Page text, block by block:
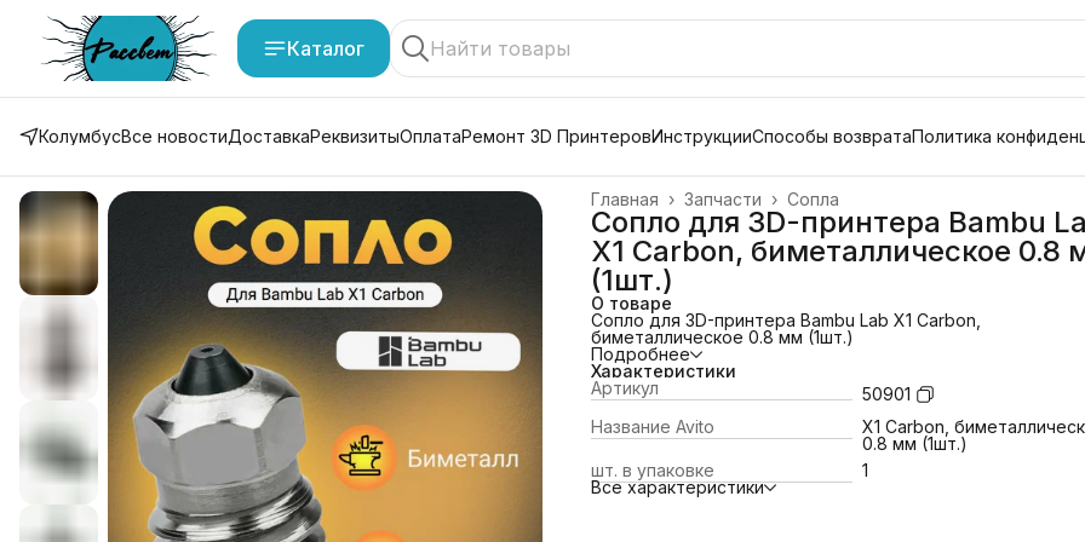
Каталог
КолумбусВсе новостиДоставкаРеквизитыОплатаРемонт 3D ПринтеровИнструкцииСпособы возвратаПолитика
Сопла
Запчасти ›
Главная ›
Сопло для 3D-принтера Bambu
X1 Carbon, биметаллическое 0.8
(1шт.)
О товаре
Сопло для 3D-принтера Bambu Lab X1 Carbon,
биметаллическое 0.8 мм (1шт.)
Подробнее
Характеристики
Артикул
50901
Название Avito
X1 Carbon,
0.8 мм (1шт.)
шт. в упаковке
1
Все характеристики